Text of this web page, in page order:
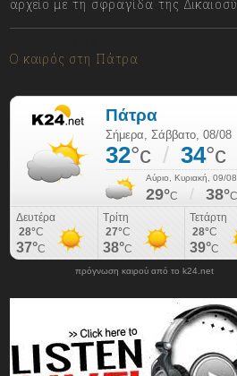
αρχείο με τη σφραγίδα της
Ο καιρός στη Πάτρα
πρόγνωση καιρού από το k24.net